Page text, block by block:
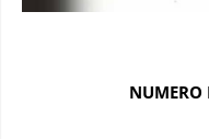
NUMERO